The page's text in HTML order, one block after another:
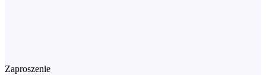
Zaproszenie